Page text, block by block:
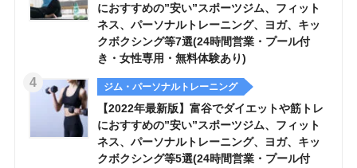
におすすめの”安い”スポーツジム、フィット
ネス、パーソナルトレーニング、ヨガ、キッ
クボクシング等7選(24時間営業・プール付
き・女性専用・無料体験あり)
ジム・パーソナルトレーニング
【2022年最新版】富谷でダイエットや筋トレ
におすすめの”安い”スポーツジム、フィット
ネス、パーソナルトレーニング、ヨガ、キッ
クボクシング等5選(24時間営業・プール付